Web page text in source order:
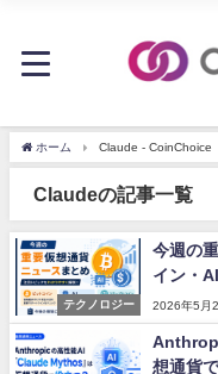
ホーム Claude - CoinChoice
Claudeの記事一覧
テクノロジー
今週の
イン・
2026年5月
想通貨